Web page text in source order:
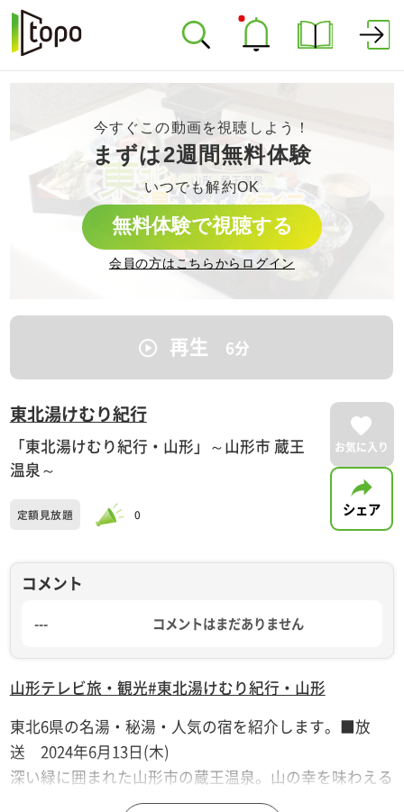
今すぐこの動画を視聴しよう！
まずは2週間無料体験
いつでも解約OK
無料体験で視聴する
会員の方はこちらからログイン
再生 6分
東北湯けむり紀行
「東北湯けむり紀行・山形」～山形市 蔵王
温泉～
定額見放題 0
お気に入り
シェア
コメント
--- コメントはまだありません
山形テレビ旅・観光#東北湯けむり紀行・山形
東北6県の名湯・秘湯・人気の宿を紹介します。■放
送 2024年6月13日(木)
深い緑に囲まれた山形市の蔵王温泉。山の幸を味わえる
料理自慢の宿をご紹介します。